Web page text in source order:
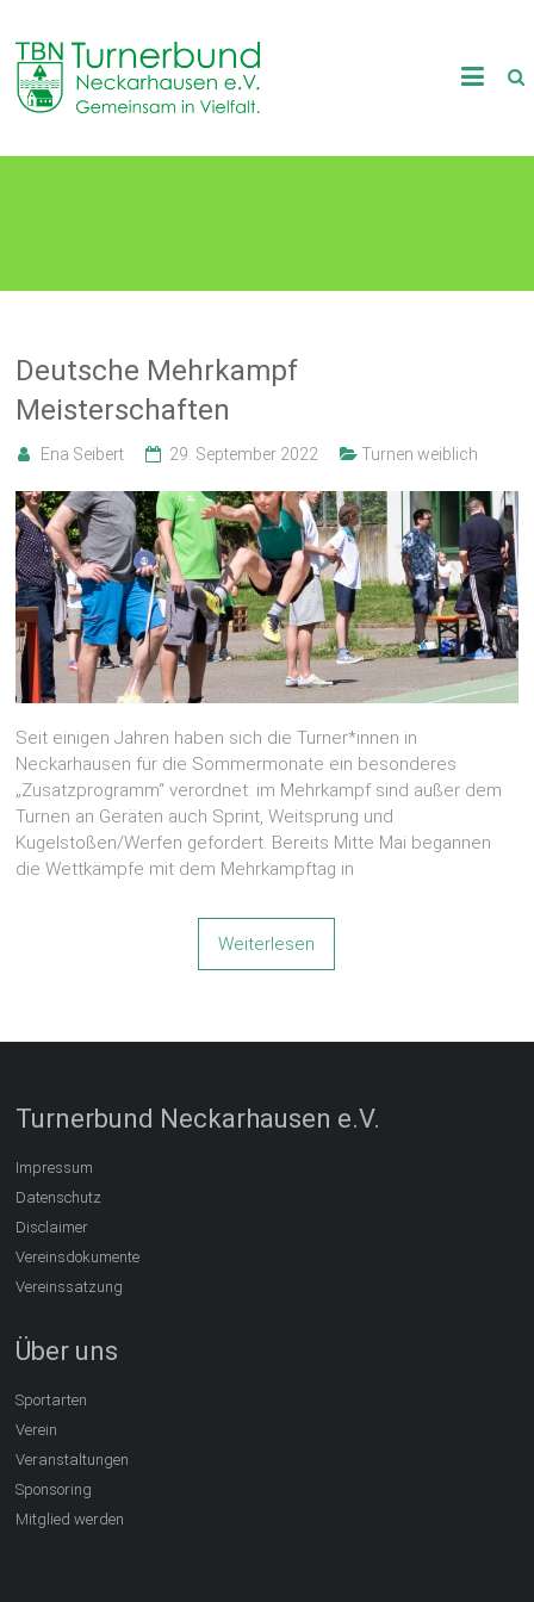
content
TB
Neckarhausen
in
Deutsche Mehrkampf
Meisterschaften
Ena Seibert 29. September 2022 Turnen weiblich
Seit einigen Jahren haben sich die Turner*innen in
Neckarhausen für die Sommermonate ein besonderes
„Zusatzprogramm“ verordnet: im Mehrkampf sind außer dem
Turnen an Geräten auch Sprint, Weitsprung und
Kugelstoßen/Werfen gefordert. Bereits Mitte Mai begannen
die Wettkämpfe mit dem Mehrkampftag in
Weiterlesen
Turnerbund Neckarhausen e.V.
Impressum
Datenschutz
Disclaimer
Vereinsdokumente
Vereinssatzung
Über uns
Sportarten
Verein
Veranstaltungen
Sponsoring
Mitglied werden